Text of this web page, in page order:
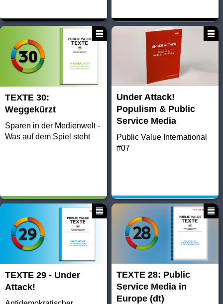
TEXTE 30:
Weggekürzt
Sparen in der Medienwelt -
Was auf dem Spiel steht
Under Attack!
Populism & Public
Service Media
Public Value International
#07
TEXTE 29 - Under
Attack!
TEXTE 28: Public
Service Media in
Europe (dt)